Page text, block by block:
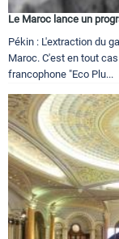
Le Maroc lance un
Pékin : L'extraction du
Maroc. C'est en tout
francophone "Eco Plu...